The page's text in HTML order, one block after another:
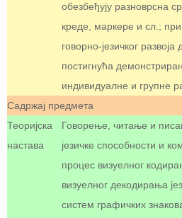
обезбеђују разноврсна
креде, маркере и сл.;
говорно-језичког
постигнућа
индивидуалне и групне
Садржај предмета
Теоријска
настава
Говорење, читање и
језичке способности и
процес визуелног
визуелног декодирања
систем графичких